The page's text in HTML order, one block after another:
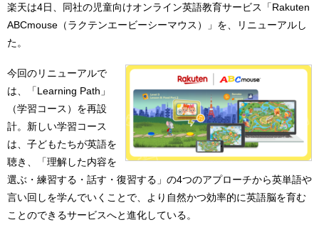
楽天は4日、同社の児童向けオンライン英語教育サービス「Rakuten
ABCmouse（ラクテンエービーシーマウス）」を、リニューアルし
た。
今回のリニューアルで
は、「Learning Path」
（学習コース）を再設
計。新しい学習コース
は、子どもたちが英語を
聴き、「理解した内容を
選ぶ・練習する・話す・復習する」の4つのアプローチから英単語や
言い回しを学んでいくことで、より自然かつ効率的に英語脳を育む
ことのできるサービスへと進化している。